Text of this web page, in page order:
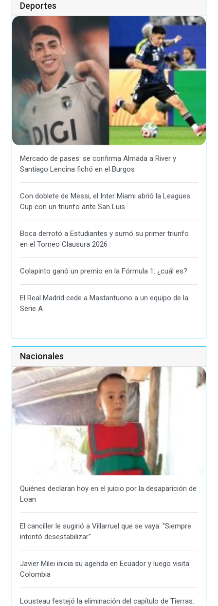
Deportes
Mercado de pases: se confirma Almada a River y
Santiago Lencina fichó en el Burgos
Con doblete de Messi, el Inter Miami abrió la Leagues
Cup con un triunfo ante San Luis
Boca derrotó a Estudiantes y sumó su primer triunfo
en el Torneo Clausura 2026
Colapinto ganó un premio en la Fórmula 1: ¿cuál es?
El Real Madrid cede a Mastantuono a un equipo de la
Serie A
Nacionales
Quiénes declaran hoy en el juicio por la desaparición de
Loan
El canciller le sugirió a Villarruel que se vaya: "Siempre
intentó desestabilizar"
Javier Milei inicia su agenda en Ecuador y luego visita
Colombia
Lousteau festejó la eliminación del capítulo de Tierras: